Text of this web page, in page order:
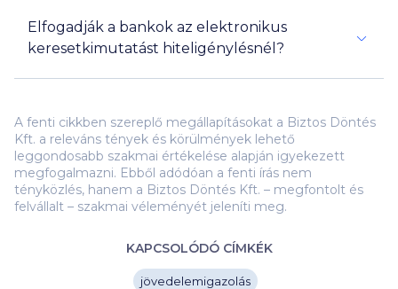
Elfogadják a bankok az elektronikus
keresetkimutatást hiteligénylésnél?
A fenti cikkben szereplő megállapításokat a Biztos Döntés
Kft. a releváns tények és körülmények lehető
leggondosabb szakmai értékelése alapján igyekezett
megfogalmazni. Ebből adódóan a fenti írás nem
tényközlés, hanem a Biztos Döntés Kft. – megfontolt és
felvállalt – szakmai véleményét jeleníti meg.
KAPCSOLÓDÓ CÍMKÉK
jövedelemigazolás